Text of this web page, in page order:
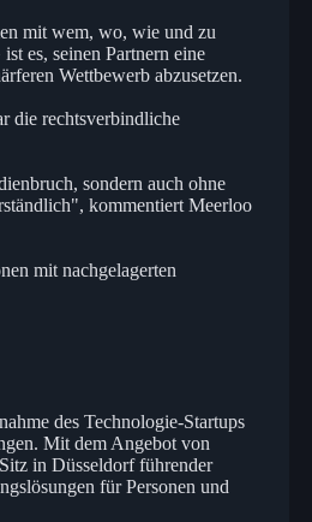
mit wem, wo, wie und zu
es, seinen Partnern eine
Wettbewerb abzusetzen.
die rechtsverbindliche
sondern auch ohne
kommentiert Meerloo
mit nachgelagerten
des Technologie-Startups
Mit dem Angebot von
in Düsseldorf führender
für Personen und